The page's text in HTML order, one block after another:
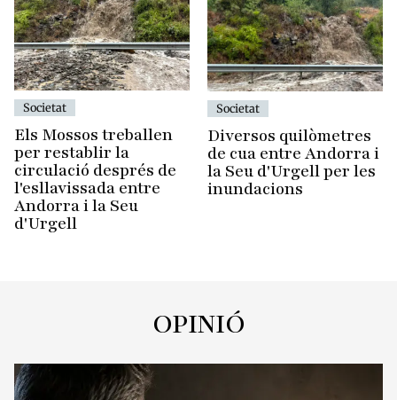
Societat
Els Mossos treballen
per restablir la
circulació després de
l'esllavissada entre
Andorra i la Seu
d'Urgell
Societat
Diversos quilòmetres
de cua entre Andorra i
la Seu d'Urgell per les
inundacions
OPINIÓ